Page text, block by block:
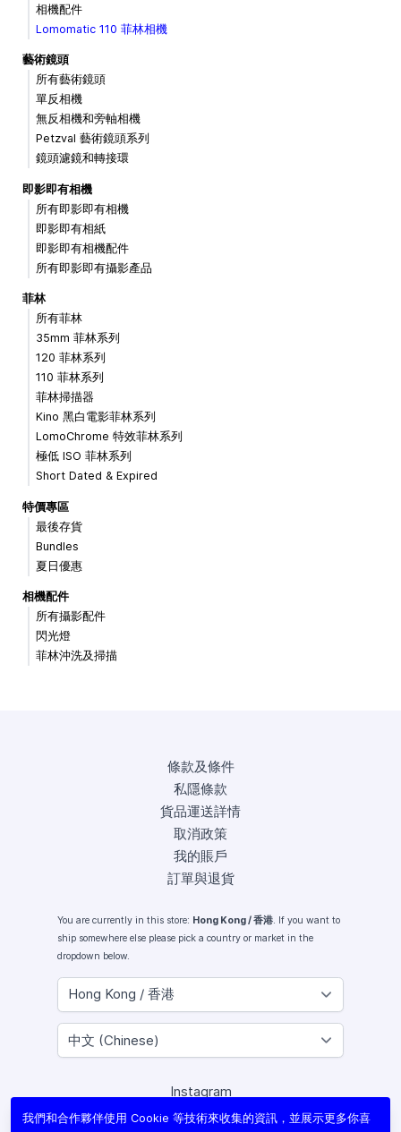
相機配件
Lomomatic 110 菲林相機
藝術鏡頭
所有藝術鏡頭
單反相機
無反相機和旁軸相機
Petzval 藝術鏡頭系列
鏡頭濾鏡和轉接環
即影即有相機
所有即影即有相機
即影即有相紙
即影即有相機配件
所有即影即有攝影產品
菲林
所有菲林
35mm 菲林系列
120 菲林系列
110 菲林系列
菲林掃描器
Kino 黑白電影菲林系列
LomoChrome 特效菲林系列
極低 ISO 菲林系列
Short Dated & Expired
特價專區
最後存貨
Bundles
夏日優惠
相機配件
所有攝影配件
閃光燈
菲林沖洗及掃描
條款及條件
私隱條款
貨品運送詳情
取消政策
我的賬戶
訂單與退貨
You are currently in this store: Hong Kong / 香港. If you want to
ship somewhere else please pick a country or market in the
dropdown below.
Instagram
Facebook
我們和合作夥伴使用 Cookie 等技術來收集的資訊，並展示更多你喜